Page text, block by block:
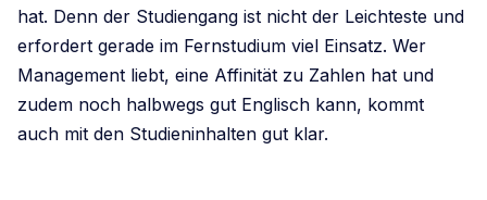
hat. Denn der Studiengang ist nicht der Leichteste und
erfordert gerade im Fernstudium viel Einsatz. Wer
Management liebt, eine Affinität zu Zahlen hat und
zudem noch halbwegs gut Englisch kann, kommt
auch mit den Studieninhalten gut klar.